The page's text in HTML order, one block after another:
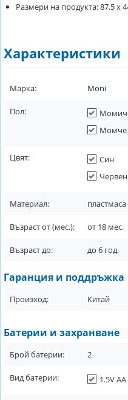
Размери на продукта: 87.5 x
Характеристики
Марка: Moni
Пол:
Момче
Цвят:
Син
Червен
Материал: пластмаса
Възраст от (мес.): от 18 мес.
Възраст до: до 6 год.
Гаранция и поддръжка
Произход: Китай
Батерии и захранване
Брой батерии: 2
Вид батерии: 1.5V AA